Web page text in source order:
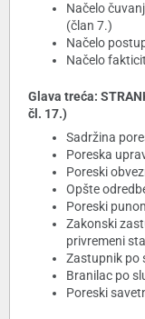
Načelo
(član 7.)
Načelo
Načelo
Glava treća:
čl. 17.)
Sadržina
Poreska
Poreski
Opšte
Poreski
Zakonski
privremeni
Zastupnik po
Branilac po
Poreski